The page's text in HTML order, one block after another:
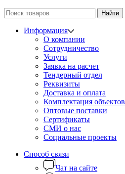
Найти
Информация
О компании
Сотрудничество
Услуги
Заявка на расчет
Тендерный отдел
Реквизиты
Доставка и оплата
Комплектация объектов
Оптовые поставки
Сертификаты
СМИ о нас
Социальные проекты
Способ связи
Чат на сайте